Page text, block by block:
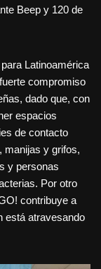
Beep y 120 de
Latinoamérica
compromiso
dado que, con
espacios
de contacto
manijas y grifos,
y personas
Por otro
contribuye a
está atravesando